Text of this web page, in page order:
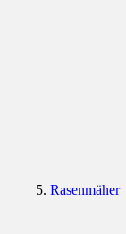
Rasenmäher